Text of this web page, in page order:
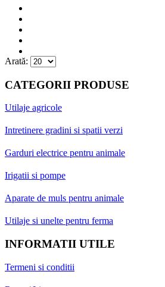
Arată:
CATEGORII PRODUSE
Utilaje agricole
Intretinere gradini si spatii verzi
Garduri electrice pentru animale
Irigatii si pompe
Aparate de muls pentru animale
Utilaje si unelte pentru ferma
INFORMATII UTILE
Termeni si conditii